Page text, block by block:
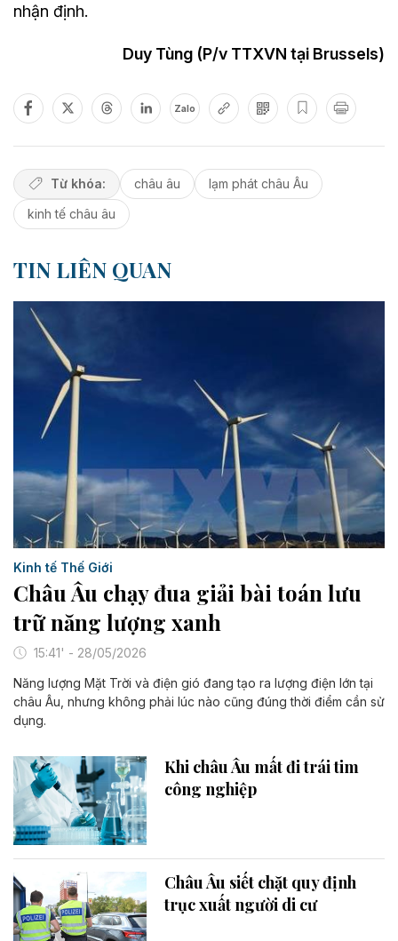
nhận định.
Duy Tùng (P/v TTXVN tại Brussels)
Zalo
Từ khóa: châu âu
lạm phát châu Âu
kinh tế châu âu
TIN LIÊN QUAN
Kinh tế Thế Giới
Châu Âu chạy đua giải bài toán lưu
trữ năng lượng xanh
15:41' - 28/05/2026
Năng lượng Mặt Trời và điện gió đang tạo ra lượng điện lớn tại
châu Âu, nhưng không phải lúc nào cũng đúng thời điểm cần sử
dụng.
Khi châu Âu mất đi trái tim
công nghiệp
Châu Âu siết chặt quy định
trục xuất người di cư